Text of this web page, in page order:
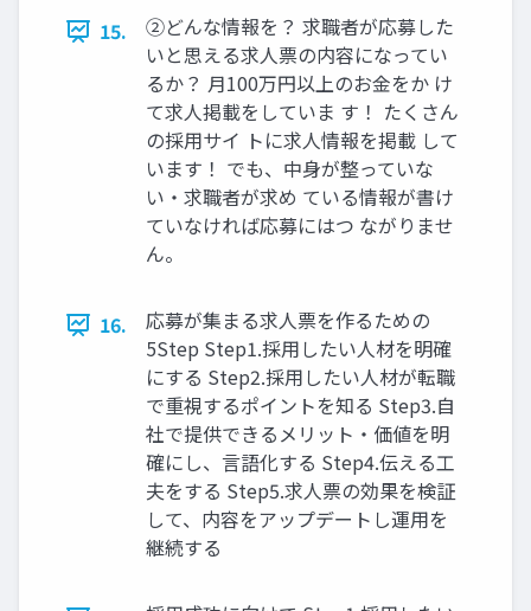
15.
②どんな情報を？ 求職者が応募した
いと思える求⼈票の内容になってい
るか？ ⽉100万円以上のお⾦をか け
て求⼈掲載をしていま す！ たくさん
の採⽤サイ トに求⼈情報を掲載 して
います！ でも、中⾝が整っていな
い‧求職者が求め ている情報が書け
ていなければ応募にはつ ながりませ
ん。
16.
応募が集まる求人票を作るための
5Step Step1.採用したい人材を明確
にする Step2.採用したい人材が転職
で重視するポイントを知る Step3.自
社で提供できるメリット・価値を明
確にし、言語化する Step4.伝える工
夫をする Step5.求人票の効果を検証
して、内容をアップデートし運用を
継続する